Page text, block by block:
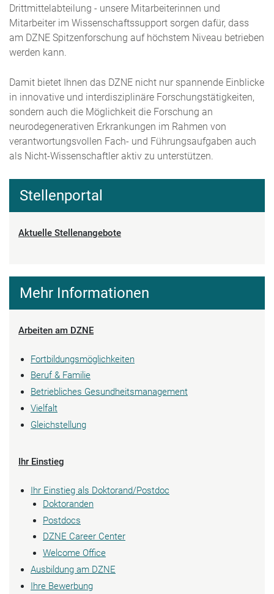
Drittmittelabteilung - unsere Mitarbeiterinnen und
Mitarbeiter im Wissenschaftssupport sorgen dafür, dass
am DZNE Spitzenforschung auf höchstem Niveau betrieben
werden kann.
Damit bietet Ihnen das DZNE nicht nur spannende Einblicke
in innovative und interdisziplinäre Forschungstätigkeiten,
sondern auch die Möglichkeit die Forschung an
neurodegenerativen Erkrankungen im Rahmen von
verantwortungsvollen Fach- und Führungsaufgaben auch
als Nicht-Wissenschaftler aktiv zu unterstützen.
Stellenportal
Aktuelle Stellenangebote
Mehr Informationen
Arbeiten am DZNE
Fortbildungsmöglichkeiten
Beruf & Familie
Betriebliches Gesundheitsmanagement
Vielfalt
Gleichstellung
Ihr Einstieg
Ihr Einstieg als Doktorand/Postdoc
Doktoranden
Postdocs
DZNE Career Center
Welcome Office
Ausbildung am DZNE
Ihre Bewerbung